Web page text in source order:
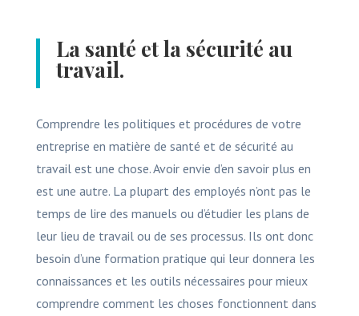
La santé et la sécurité au
travail.
Comprendre les politiques et procédures de votre
entreprise en matière de santé et de sécurité au
travail est une chose. Avoir envie d’en savoir plus en
est une autre. La plupart des employés n’ont pas le
temps de lire des manuels ou d’étudier les plans de
leur lieu de travail ou de ses processus. Ils ont donc
besoin d’une formation pratique qui leur donnera les
connaissances et les outils nécessaires pour mieux
comprendre comment les choses fonctionnent dans